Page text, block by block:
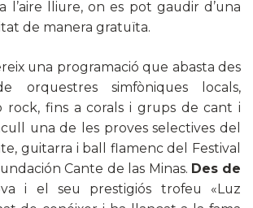
l’aire lliure, on es pot gaudir d’una
de manera gratuïta.
una programació que abasta des
orquestres simfòniques locals,
rock, fins a corals i grups de cant i
una de les proves selectives del
guitarra i ball flamenc del Festival
Cante de las Minas. Des de
i el seu prestigiós trofeu «Luz